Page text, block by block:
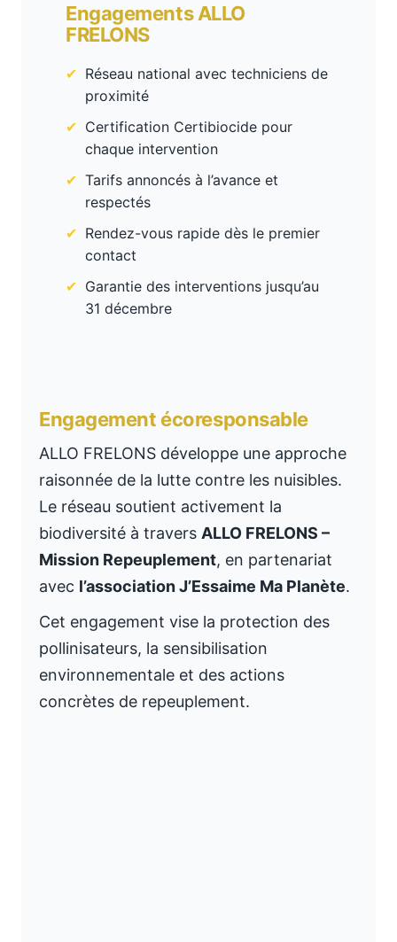
Engagements ALLO
FRELONS
Réseau national avec techniciens de
proximité
Certification Certibiocide pour
chaque intervention
Tarifs annoncés à l’avance et
respectés
Rendez-vous rapide dès le premier
contact
Garantie des interventions jusqu’au
31 décembre
Engagement écoresponsable
ALLO FRELONS développe une approche
raisonnée de la lutte contre les nuisibles.
Le réseau soutient activement la
biodiversité à travers ALLO FRELONS –
Mission Repeuplement, en partenariat
avec l’association J’Essaime Ma Planète.
Cet engagement vise la protection des
pollinisateurs, la sensibilisation
environnementale et des actions
concrètes de repeuplement.